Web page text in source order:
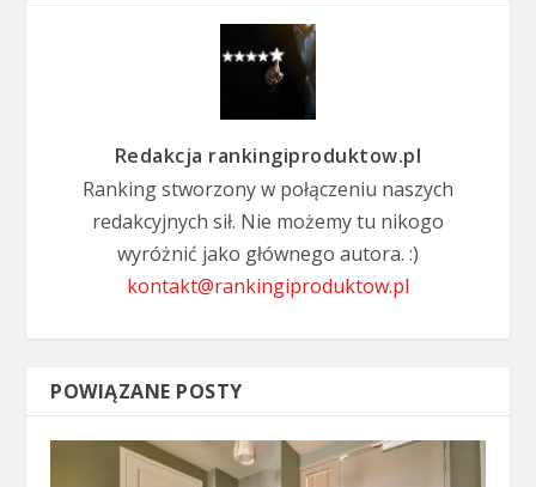
Redakcja rankingiproduktow.pl
Ranking stworzony w połączeniu naszych
redakcyjnych sił. Nie możemy tu nikogo
wyróżnić jako głównego autora. :)
kontakt@rankingiproduktow.pl
POWIĄZANE POSTY